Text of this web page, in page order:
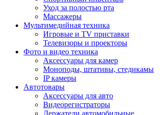
Уход за полостью рта
Массажеры
Мультимедийная техника
Игровые и TV приставки
Телевизоры и проекторы
Фото и видео техника
Аксессуары для камер
Моноподы, штативы, стедикамы
IP камеры
Автотовары
Аксессуары для авто
Видеорегистраторы
Держатели автомобильные